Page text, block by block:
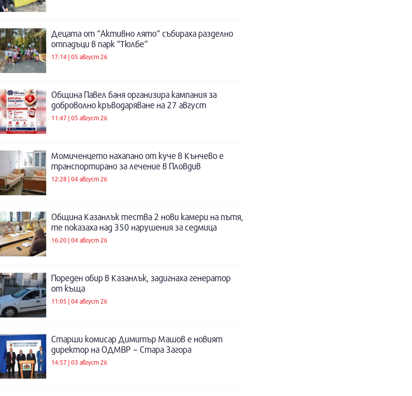
Децата от “Активно лято“ събираха разделно
отпадъци в парк “Тюлбе“
17:14 | 05 август 26
Община Павел баня организира кампания за
доброволно кръводаряване на 27 август
11:47 | 05 август 26
Момиченцето нахапано от куче в Кънчево е
транспортирано за лечение в Пловдив
12:28 | 04 август 26
Община Казанлък тества 2 нови камери на пътя,
те показаха над 350 нарушения за седмица
16:20 | 04 август 26
Пореден обир в Казанлък, задигнаха генератор
от къща
11:05 | 04 август 26
Старши комисар Димитър Машов е новият
директор на ОДМВР – Стара Загора
14:57 | 03 август 26